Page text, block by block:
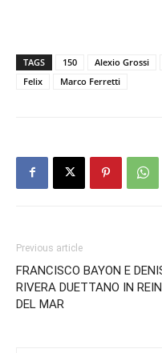
TAGS 150 Alexio Grossi
Felix
Marco Ferretti
Previous article
FRANCISCO BAYON E
RIVERA DUETTANO IN
DEL MAR